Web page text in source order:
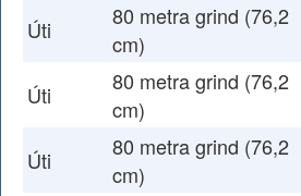
Úti
80 metra grind (76,2
cm)
Úti
80 metra grind (76,2
cm)
Úti
80 metra grind (76,2
cm)